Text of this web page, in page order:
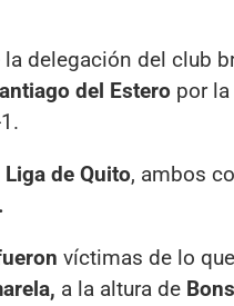
delegación del club
del Estero por
Liga de Quito, ambos
víctimas de lo
a la altura de